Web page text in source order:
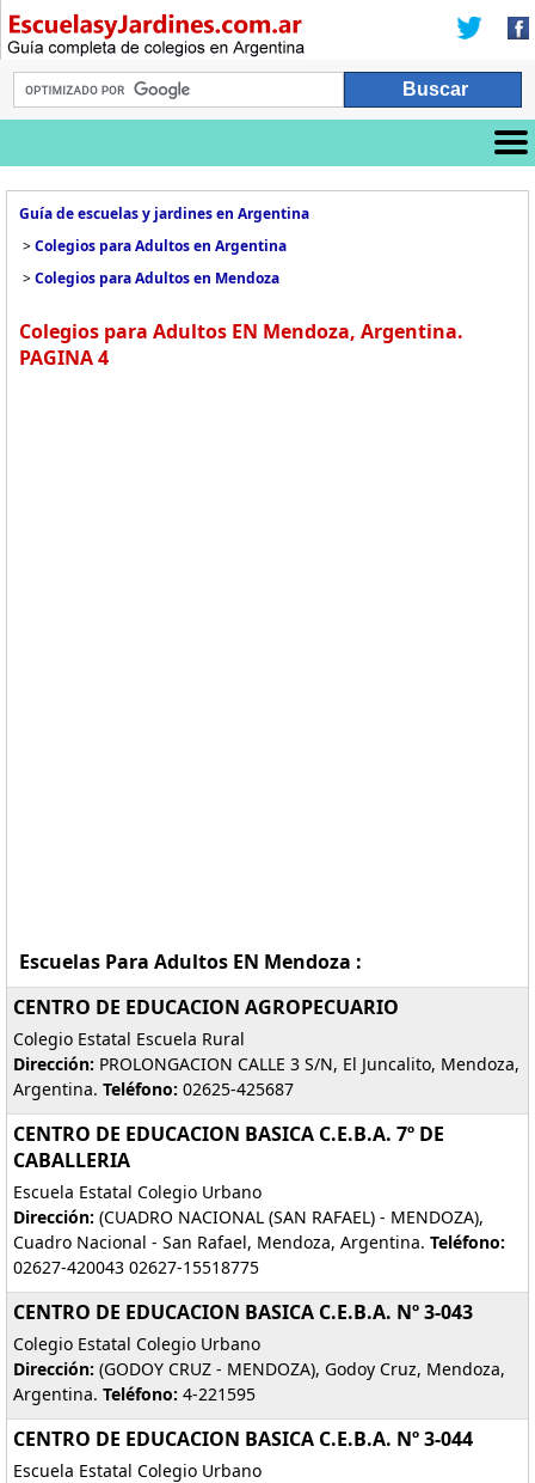
Guía de escuelas y jardines en Argentina
>Colegios para Adultos en Argentina
>Colegios para Adultos en Mendoza
Colegios para Adultos EN Mendoza, Argentina.
PAGINA 4
Escuelas Para Adultos EN Mendoza :
CENTRO DE EDUCACION AGROPECUARIO
Colegio Estatal Escuela Rural
Dirección: PROLONGACION CALLE 3 S/N, El Juncalito, Mendoza,
Argentina. Teléfono: 02625-425687
CENTRO DE EDUCACION BASICA C.E.B.A. 7º DE
CABALLERIA
Escuela Estatal Colegio Urbano
Dirección: (CUADRO NACIONAL (SAN RAFAEL) - MENDOZA),
Cuadro Nacional - San Rafael, Mendoza, Argentina. Teléfono:
02627-420043 02627-15518775
CENTRO DE EDUCACION BASICA C.E.B.A. Nº 3-043
Colegio Estatal Colegio Urbano
Dirección: (GODOY CRUZ - MENDOZA), Godoy Cruz, Mendoza,
Argentina. Teléfono: 4-221595
CENTRO DE EDUCACION BASICA C.E.B.A. Nº 3-044
Escuela Estatal Colegio Urbano